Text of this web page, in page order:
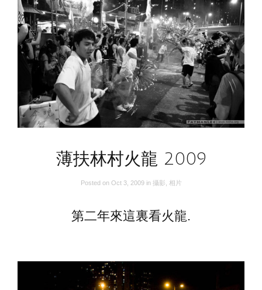
薄扶林村火龍 2009
Posted on Oct 3, 2009 in 攝影 相片
第二年來這裏看火龍.